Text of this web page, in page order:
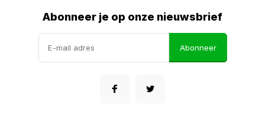
Abonneer je op onze nieuwsbrief
Abonneer